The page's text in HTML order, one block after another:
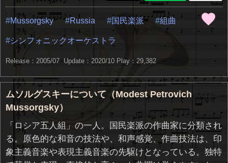
Mussorgsky Russia 国民楽派 組曲
シンフォニックオーケストラ
Release：2005/07 Update：2020/10 Play：29,382
ムソルグスキーについて（Modest Petrovich
Mussorgsky）
「ロシア五人組」の一人。国民楽派の作曲家に分類され
る。原色的な和音の技法や、和声感覚、作曲技法は、印
象主義音楽や表現主義音楽の先駆けとなっている。独特